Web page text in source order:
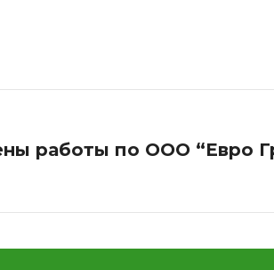
работы по ООО “Евро